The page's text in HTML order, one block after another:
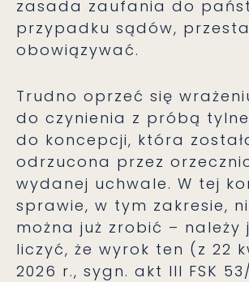
zasada zaufania do
przypadku sądów,
obowiązywać.
Trudno oprzeć się
do czynienia z próbą
do koncepcji, która
odrzucona przez
wydanej uchwale. W tej
sprawie, w tym zakresie,
można już zrobić – należy
liczyć, że wyrok ten (z 22
2026 r., sygn. akt III FSK